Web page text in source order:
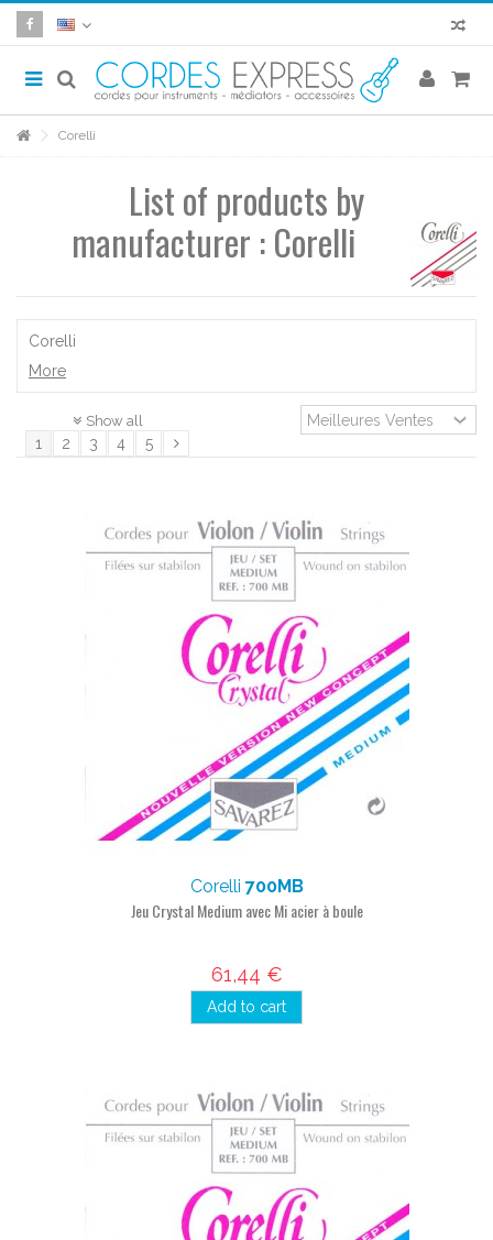
Corelli
List of products by
manufacturer : Corelli
Corelli
More
Show all
1 2 3 4 5
Corelli 700MB
Jeu Crystal Medium avec Mi acier à boule
61,44 €
Add to cart